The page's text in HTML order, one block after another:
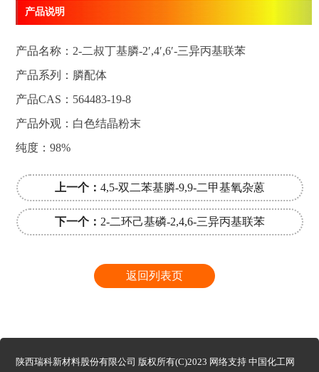
产品说明
产品名称：2-二叔丁基膦-2′,4′,6′-三异丙基联苯
产品系列：膦配体
产品CAS：564483-19-8
产品外观：白色结晶粉末
纯度：98%
上一个： 4,5-双二苯基膦-9,9-二甲基氧杂蒽
下一个： 2-二环己基磷-2,4,6-三异丙基联苯
返回列表页
陕西瑞科新材料股份有限公司 版权所有(C)2023 网络支持中国化工网